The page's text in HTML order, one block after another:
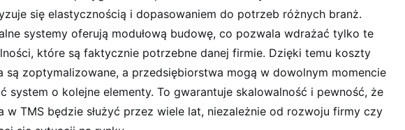
się elastycznością i dopasowaniem do potrzeb różnych branż.
systemy oferują modułową budowę, co pozwala wdrażać tylko te
które są faktycznie potrzebne danej firmie. Dzięki temu koszty
są zoptymalizowane, a przedsiębiorstwa mogą w dowolnym momencie
system o kolejne elementy. To gwarantuje skalowalność i pewność, że
w TMS będzie służyć przez wiele lat, niezależnie od rozwoju firmy czy